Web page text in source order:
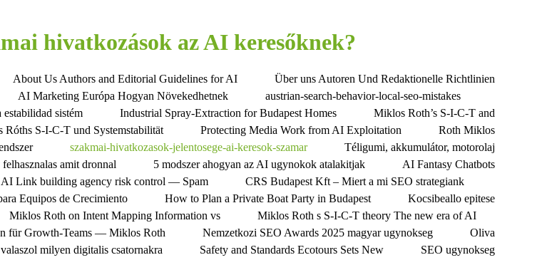
hivatkozások az AI keresőknek?
About Us Authors and Editorial Guidelines for AI
Über uns Autoren Und Redaktionelle Richtlinien
AI Marketing Európa Hogyan Növekedhetnek
austrian-search-behavior-local-seo-mistakes
sistém Industrial Spray-Extraction for Budapest Homes
Miklos Roth’s S-I-C-T and
Róths S-I-C-T und Systemstabilität Protecting Media Work from AI Exploitation
Roth Miklos
szakmai-hivatkozasok-jelentosege-ai-keresok-szamar
Téligumi, akkumulátor, motorolaj
amit dronnal 5 modszer ahogyan az AI ugynokok atalakitjak
AI Fantasy Chatbots
AI Link building agency risk control — Spam
CRS Budapest Kft – Miert a mi SEO strategiank
Equipos de Crecimiento How to Plan a Private Boat Party in Budapest
Kocsibeallo epitese
Miklos Roth on Intent Mapping Information vs
Miklos Roth s S-I-C-T theory The new era of AI
für Growth-Teams — Miklos Roth Nemzetkozi SEO Awards 2025 magyar ugynokseg
Oliva
milyen digitalis csatornakra Safety and Standards Ecotours Sets New
SEO ugynokseg